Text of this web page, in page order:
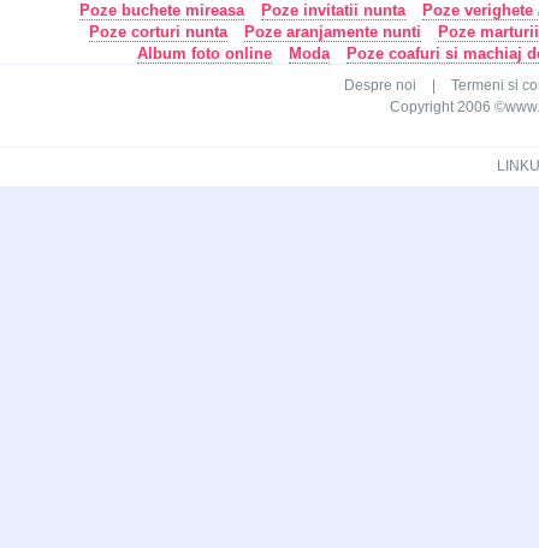
Poze buchete mireasa
Poze invitatii nunta
Poze
Poze corturi nunta
Poze aranjamente nunti
Poze
Album foto online
Moda Poze coafuri si machiaj
Despre noi
Termeni si
Copyright 2006